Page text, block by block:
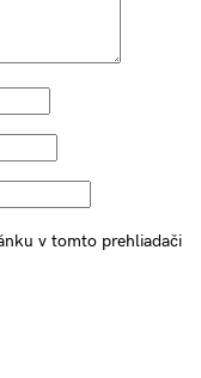
v tomto prehliadači